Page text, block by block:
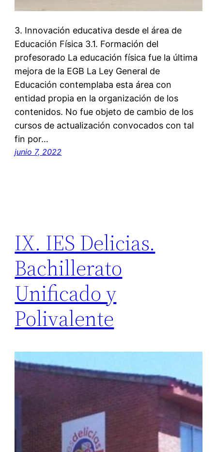
3. Innovación educativa desde el área de
Educación Física 3.1. Formación del
profesorado La educación física fue la última
mejora de la EGB La Ley General de
Educación contemplaba esta área con
entidad propia en la organización de los
contenidos. No fue objeto de cambio de los
cursos de actualización convocados con tal
fin por…
junio 7, 2022
IX. IES Delicias.
Bachillerato
Unificado y
Polivalente